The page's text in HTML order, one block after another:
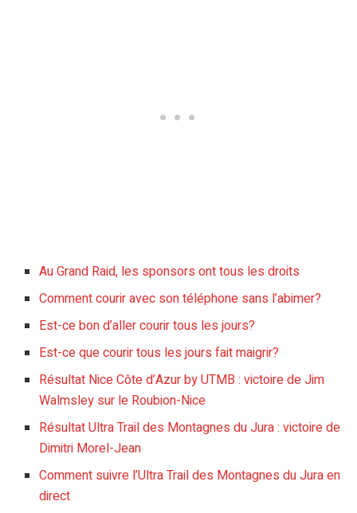
Au Grand Raid, les sponsors ont tous les droits
Comment courir avec son téléphone sans l’abimer?
Est-ce bon d’aller courir tous les jours?
Est-ce que courir tous les jours fait maigrir?
Résultat Nice Côte d’Azur by UTMB : victoire de Jim
Walmsley sur le Roubion-Nice
Résultat Ultra Trail des Montagnes du Jura : victoire de
Dimitri Morel-Jean
Comment suivre l’Ultra Trail des Montagnes du Jura en
direct